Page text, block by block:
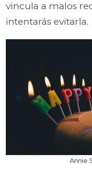
vincula a malos
intentarás evitarla.
Annie